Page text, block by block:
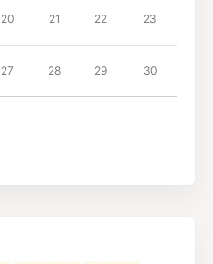
20 21 22 23
27 28 29 30